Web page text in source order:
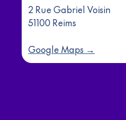
2 Rue Gabriel Voisin
51100 Reims
Google Maps →